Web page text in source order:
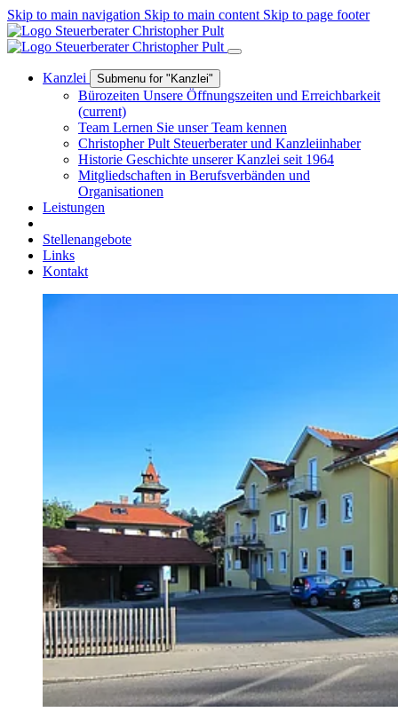
Skip to main navigation Skip to main content Skip to page footer
Kanzlei Submenu for "Kanzlei"
Bürozeiten Unsere Öffnungszeiten und Erreichbarkeit
(current)
Team Lernen Sie unser Team kennen
Christopher Pult Steuerberater und Kanzleiinhaber
Historie Geschichte unserer Kanzlei seit 1964
Mitgliedschaften in Berufsverbänden und
Organisationen
Leistungen
Stellenangebote
Links
Kontakt